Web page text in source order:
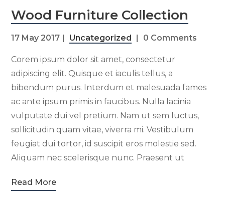
Wood Furniture Collection
17 May 2017 Uncategorized 0 Comments
Corem ipsum dolor sit amet, consectetur
adipiscing elit. Quisque et iaculis tellus, a
bibendum purus. Interdum et malesuada fames
ac ante ipsum primis in faucibus. Nulla lacinia
vulputate dui vel pretium. Nam ut sem luctus,
sollicitudin quam vitae, viverra mi. Vestibulum
feugiat dui tortor, id suscipit eros molestie sed.
Aliquam nec scelerisque nunc. Praesent ut
Read More